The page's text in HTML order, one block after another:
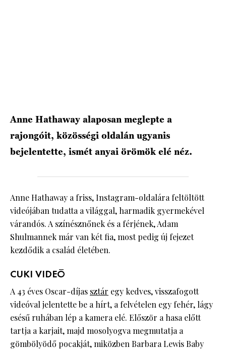
Anne Hathaway alaposan meglepte a
rajongóit, közösségi oldalán ugyanis
bejelentette, ismét anyai örömök elé néz.
Anne Hathaway a friss, Instagram-oldalára feltöltött
videójában tudatta a világgal, harmadik gyermekével
várandós. A színésznőnek és a férjének, Adam
Shulmannek már van két fia, most pedig új fejezet
kezdődik a család életében.
CUKI VIDEÓ
A 43 éves Oscar-díjas sztár egy kedves, visszafogott
videóval jelentette be a hírt, a felvételen egy fehér, lágy
esésű ruhában lép a kamera elé. Először a hasa előtt
tartja a karjait, majd mosolyogva megmutatja a
gömbölyödő pocakját, miközben Barbara Lewis Baby